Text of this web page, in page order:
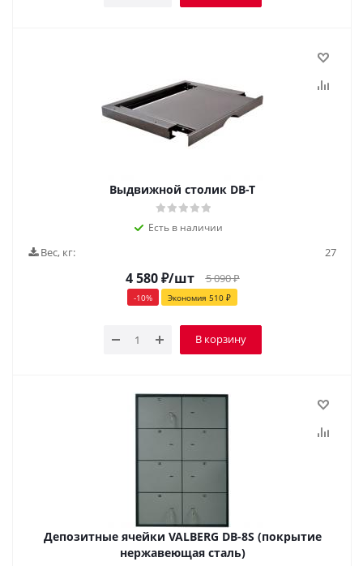
Выдвижной столик DB-T
Есть в наличии
Вес, кг: 27
4 580₽/шт 5 090₽
-10% Экономия 510 ₽
В корзину
Депозитные ячейки VALBERG DB-8S (покрытие
нержавеющая сталь)